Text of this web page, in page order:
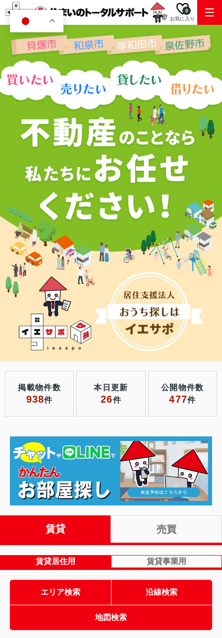
お気に入り
0
掲載物件数
938件
本日更新
26件
公開物件数
477件
賃貸 売買
賃貸居住用 賃貸事業用
エリア検索 沿線検索
地図検索